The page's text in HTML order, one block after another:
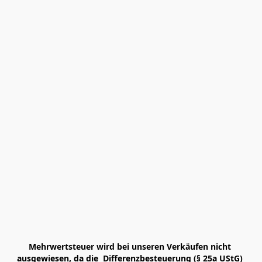
Mehrwertsteuer wird bei unseren Verkäufen nicht
ausgewiesen, da die  Differenzbesteuerung (§ 25a UStG)